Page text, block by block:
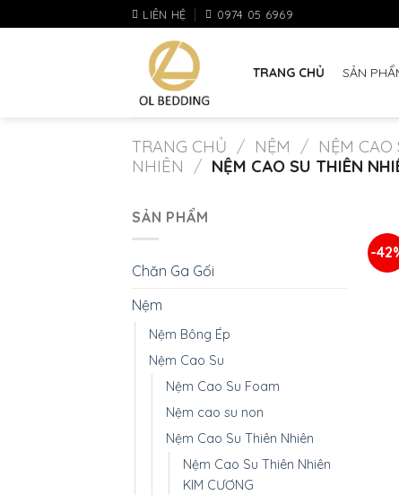
to
LIÊN HỆ 0974 05 6969
TRANG CHỦ SẢN
TRANG CHỦ / NỆM / NỆM CAO
NHIÊN
/ NỆM CAO SU THIÊN
SẢN PHẨM
Chăn Ga Gối
Nệm
Nệm Bông Ép
Nệm Cao Su
Nệm Cao Su Foam
Nệm cao su non
Nệm Cao Su Thiên Nhiên
Nệm Cao Su Thiên Nhiên
KIM CƯƠNG
-